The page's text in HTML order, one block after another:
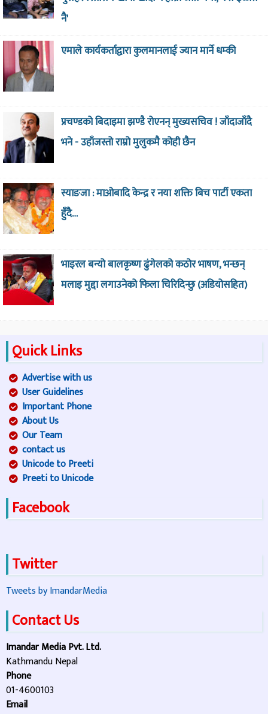
नै'
एमाले कार्यकर्ताद्वारा कुलमानलाई ज्यान मार्ने धम्की
प्रचण्डको बिदाइमा झण्डै रोएनन् मुख्यसचिव ! जाँदाजाँदै
भने - उहाँजस्तो राम्रो मुलुकमै कोही छैन
स्याङजा : माओबादि केन्द्र र नया शक्ति बिच पार्टी एकता
हुँदै…
भाइरल बन्यो बालकृष्ण ढुंगेलको कठोर भाषण, भन्छन्
मलाइ मुद्दा लगाउनेको फिला चिरिदिन्छु (अडियोसहित)
Quick Links
Advertise with us
User Guidelines
Important Phone
About Us
Our Team
contact us
Unicode to Preeti
Preeti to Unicode
Facebook
Twitter
Tweets by ImandarMedia
Contact Us
Imandar Media Pvt. Ltd.
Kathmandu Nepal
Phone
01-4600103
Email